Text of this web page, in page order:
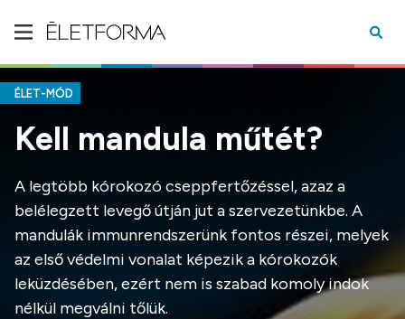
ÉLET-MÓD
Kell mandula műtét?
A legtöbb kórokozó cseppfertőzéssel, azaz a
belélegzett levegő útján jut a szervezetünkbe. A
mandulák immunrendszerünk fontos részei, melyek
az első védelmi vonalat képezik a kórokozók
leküzdésében, ezért nem is szabad komoly indok
nélkül megválni tőlük.